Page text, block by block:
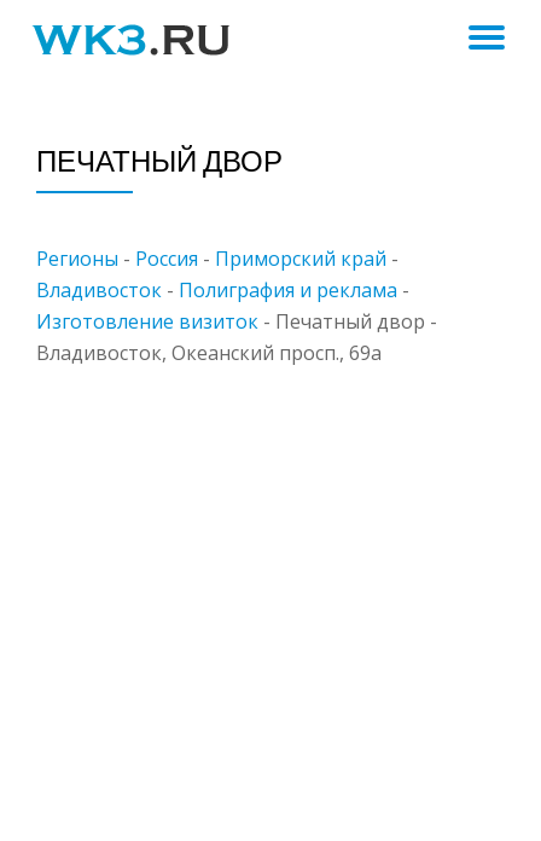
ПЕЧАТНЫЙ ДВОР
Регионы - Россия - Приморский край -
Владивосток - Полиграфия и реклама -
Изготовление визиток - Печатный двор -
Владивосток, Океанский просп., 69а